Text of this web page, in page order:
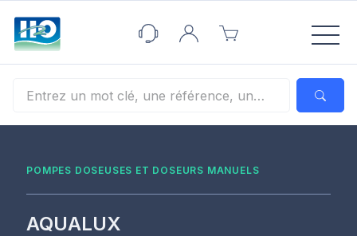
POMPES DOSEUSES ET DOSEURS MANUELS
AQUALUX